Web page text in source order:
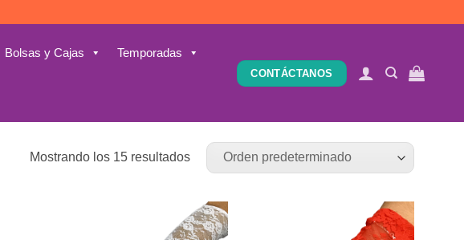
Bolsas y Cajas Temporadas
CONTÁCTANOS
Mostrando los 15 resultados